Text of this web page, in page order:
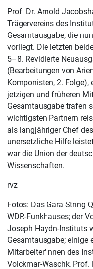
Prof. Dr. Arnold
Trägervereins des
Gesamtausgabe, die
vorliegt. Die letzten
5–8. Revidierte
(Bearbeitungen von
Komponisten, 2. Folge),
jetzigen und früheren
Gesamtausgabe trafen
wichtigsten Partnern
als langjähriger Chef
unersetzliche Hilfe
war die Union der
Wissenschaften.
rvz
Fotos: Das Gara String
WDR-Funkhauses; der
Joseph Haydn-Instituts
Gesamtausgabe; einige
Mitarbeiter'innen des
Volckmar-Waschk, Prof.